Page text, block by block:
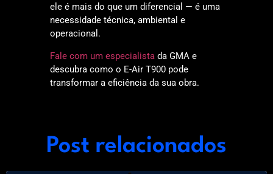
ele é mais do que um diferencial — é uma
necessidade técnica, ambiental e
operacional.
Fale com um especialistada GMA e
descubra como o E-Air T900 pode
transformar a eficiência da sua obra.
Post relacionados